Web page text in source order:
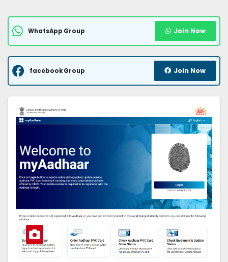
WhatsApp Group Join Now
facebook Group Join Now